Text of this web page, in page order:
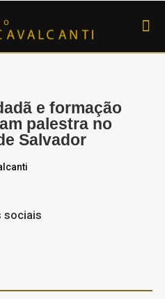
e formação
palestra no
Salvador
sociais